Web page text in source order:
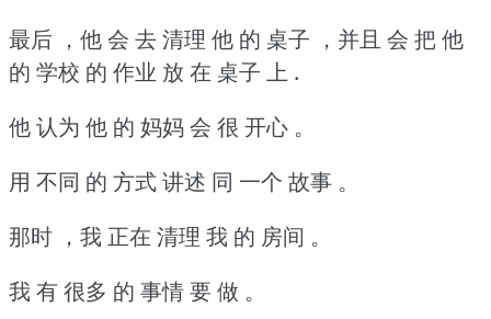
最后 ，他 会 去 清理 他 的 桌子 ，并且 会 把 他
的 学校 的 作业 放 在 桌子 上 .
他 认为 他 的 妈妈 会 很 开心 。
用 不同 的 方式 讲述 同 一个 故事 。
那时 ，我 正在 清理 我 的 房间 。
我 有 很多 的 事情 要 做 。